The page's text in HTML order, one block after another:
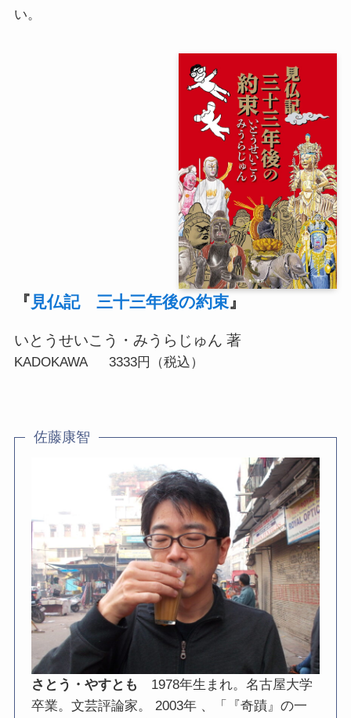
い。
『見仏記 三十三年後の約束』
いとうせいこう・みうらじゅん 著
KADOKAWA 3333円（税込）
佐藤康智
さとう・やすとも
1978年生まれ。名古屋大学
卒業。文芸評論家。 2003年 、「『奇蹟』の一